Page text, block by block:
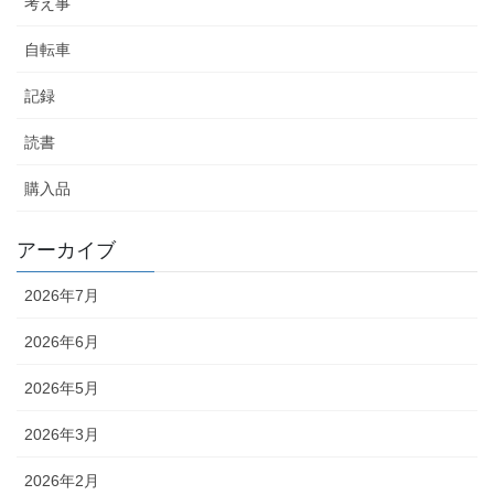
自転車
記録
読書
購入品
アーカイブ
2026年7月
2026年6月
2026年5月
2026年3月
2026年2月